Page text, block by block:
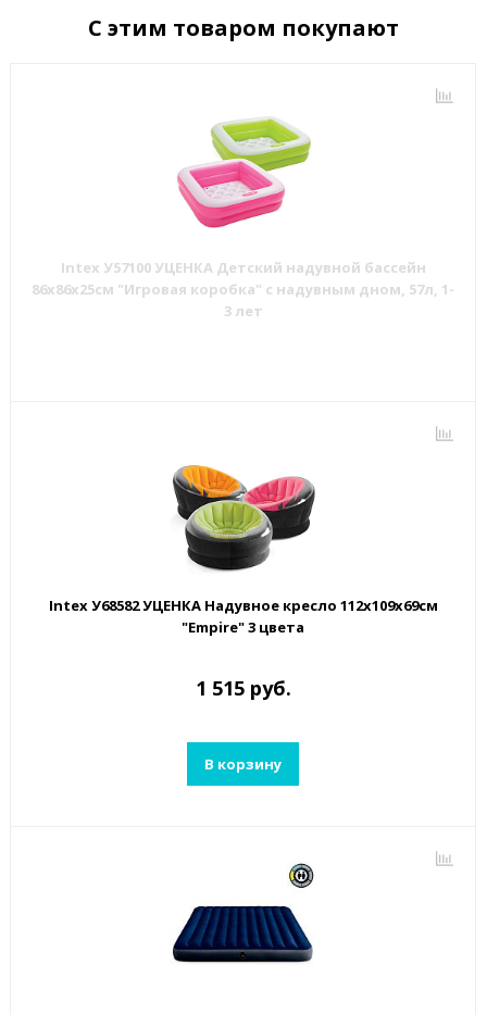
С этим товаром покупают
Intex У57100 УЦЕНКА Детский надувной бассейн
86х86х25см "Игровая коробка" с надувным дном, 57л, 1-
3 лет
Intex У68582 УЦЕНКА Надувное кресло 112х109х69см
"Empire" 3 цвета
1 515 руб.
В корзину